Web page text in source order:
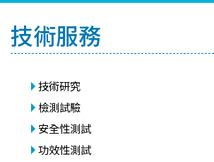
技術服務
技術研究
檢測試驗
安全性測試
功效性測試